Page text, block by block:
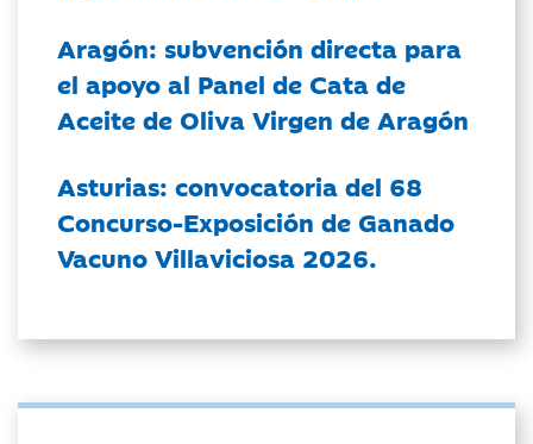
Aragón: subvención directa para
el apoyo al Panel de Cata de
Aceite de Oliva Virgen de Aragón
Asturias: convocatoria del 68
Concurso-Exposición de Ganado
Vacuno Villaviciosa 2026.